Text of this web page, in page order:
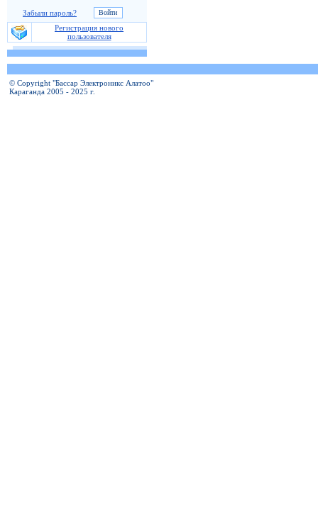
Забыли пароль?
Регистрация нового
пользователя
© Copyright "Бассар Электроникс Алатоо"
Караганда 2005 - 2025 г.